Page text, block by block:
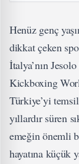
Henüz genç
dikkat çeken
İtalya’nın
Kickboxing
Türkiye’yi
yıllardır süren
emeğin önemli
hayatına küçük